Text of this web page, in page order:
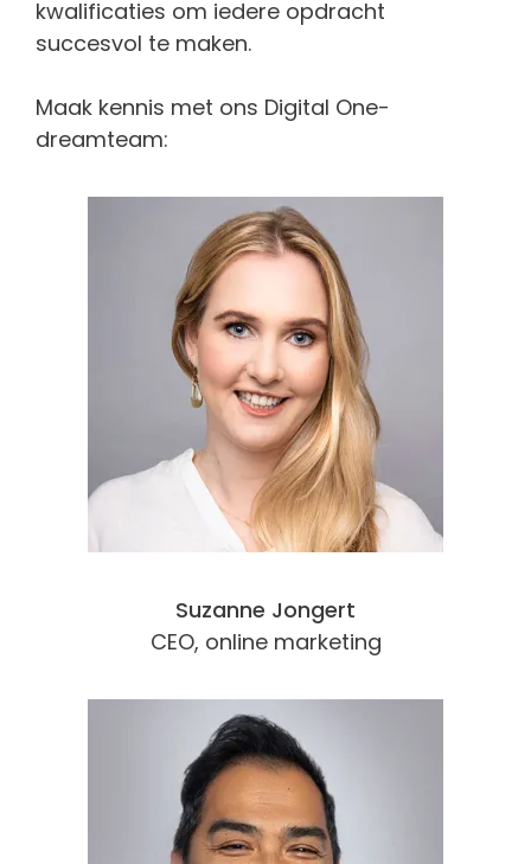
kwalificaties om iedere opdracht
succesvol te maken.
Maak kennis met ons Digital One-
dreamteam:
Suzanne Jongert
CEO, online marketing